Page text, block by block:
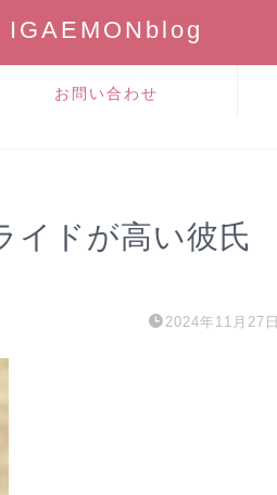
IGAEMONblog
お問い合わせ
イドが高い彼氏
2024年11月27日